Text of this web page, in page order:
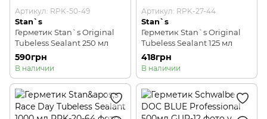
Артикул: RPK-50-49
Stan`s
Герметик Stan`s Original
Tubeless Sealant 250 мл
590грн
В наличии
Артикул: RPK-27-44
Stan`s
Герметик Stan`s Original
Tubeless Sealant 125 мл
418грн
В наличии